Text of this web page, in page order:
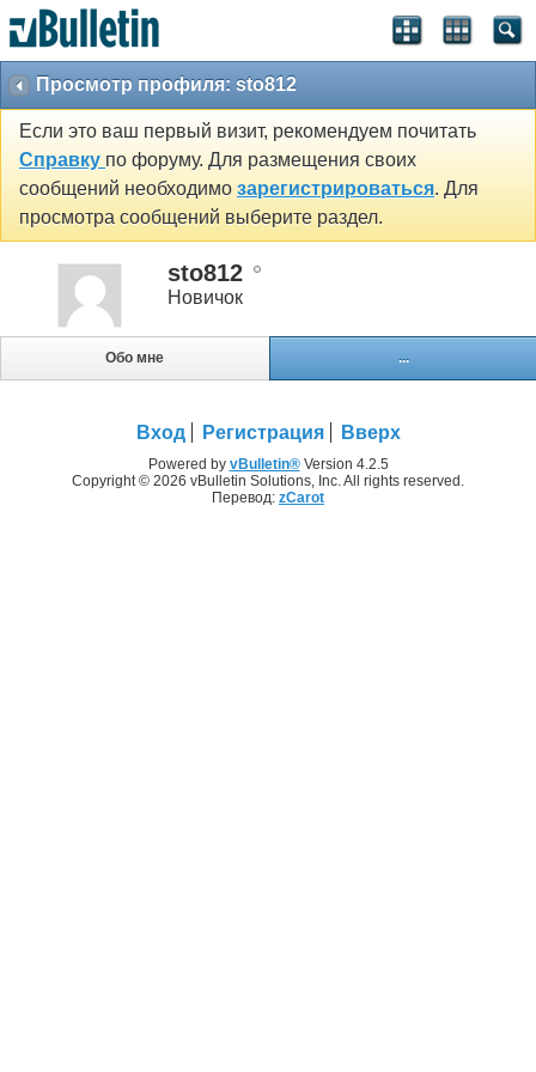
Просмотр профиля: sto812
Если это ваш первый визит, рекомендуем почитать
Справку по форуму. Для размещения своих
сообщений необходимо зарегистрироваться. Для
просмотра сообщений выберите раздел.
sto812
Новичок
Обо мне ...
Вход Регистрация Вверх
Powered by vBulletin®Version 4.2.5
Copyright © 2026 vBulletin Solutions, Inc. All rights reserved.
Перевод: zCarot